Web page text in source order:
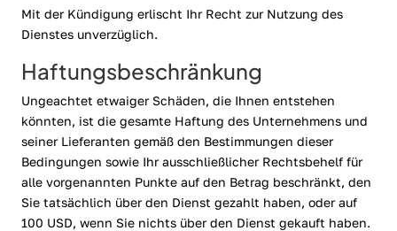
Mit der Kündigung erlischt Ihr Recht zur Nutzung des
Dienstes unverzüglich.
Haftungsbeschränkung
Ungeachtet etwaiger Schäden, die Ihnen entstehen
könnten, ist die gesamte Haftung des Unternehmens und
seiner Lieferanten gemäß den Bestimmungen dieser
Bedingungen sowie Ihr ausschließlicher Rechtsbehelf für
alle vorgenannten Punkte auf den Betrag beschränkt, den
Sie tatsächlich über den Dienst gezahlt haben, oder auf
100 USD, wenn Sie nichts über den Dienst gekauft haben.